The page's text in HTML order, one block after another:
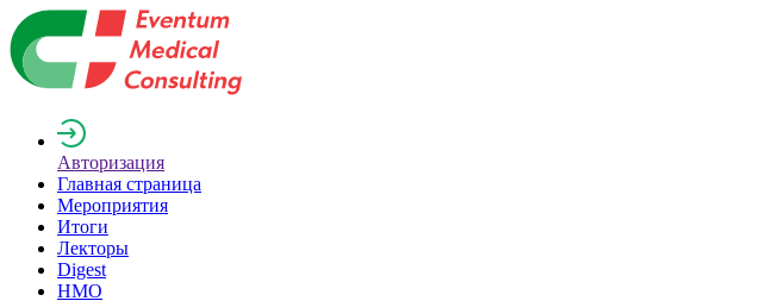
Авторизация
Главная страница
Мероприятия
Итоги
Лекторы
Digest
НМО